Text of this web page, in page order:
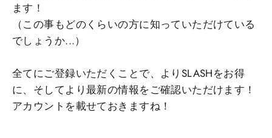
ます！
（この事もどのくらいの方に知っていただけている
でしょうか...）
全てにご登録いただくことで、よりSLASHをお得
に、そしてより最新の情報をご確認いただけます！
アカウントを載せておきますね！